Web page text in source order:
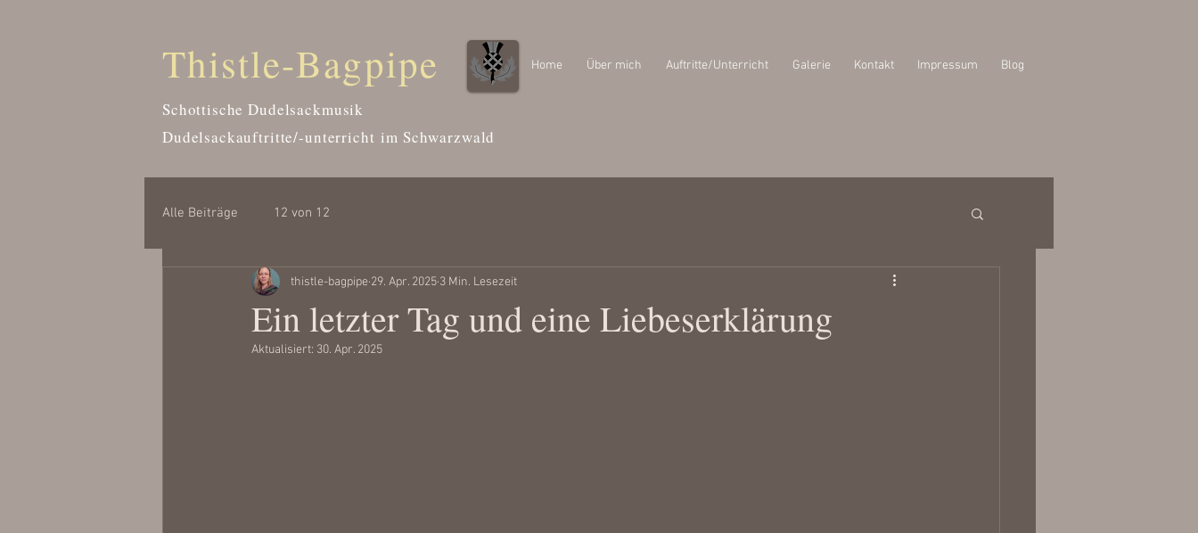
Thistle-Bagpipe
Schottische Dudelsackmusik
Dudelsackauftritte/-unterricht im Schwarzwald
Home Über mich Auftritte/Unterricht Galerie Kontakt Impressum Blog
Alle Beiträge 12 von 12
Ein letzter Tag und eine Liebeserklärung
thistle-bagpipe 29. Apr. 2025 3 Min. Lesezeit
Aktualisiert: 30. Apr. 2025